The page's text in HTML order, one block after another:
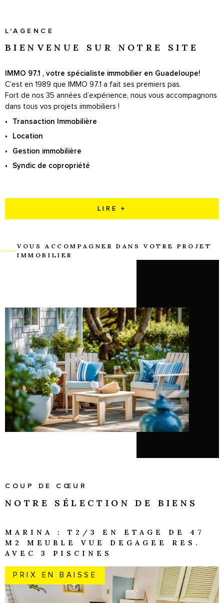
L'AGENCE
BIENVENUE SUR NOTRE SITE
IMMO 97.1 , votre spécialiste immobilier en Guadeloupe!
C’est en 1989 que IMMO 97.1 a fait ses premiers pas.
Fort de nos 35 années d’expérience, nous vous accompagnons
dans tous vos projets immobiliers !
Transaction Immobilière
Location
Gestion immobilière
Syndic de copropriété
LIRE +
VOUS ACCOMPAGNER DANS VOTRE PROJET
IMMOBILIER
COUP DE CŒUR
NOTRE SÉLECTION DE BIENS
MARINA : T2/3 EN ETAGE DE 47
M2 MEUBLE VUE DEGAGEE RES.
AVEC 3 PISCINES
PRIX EN BAISSE